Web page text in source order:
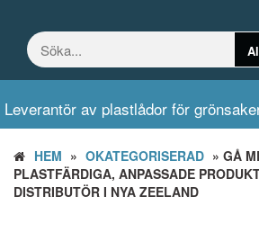
innehållet
Leverantör av plastlådor för
HEM » OKATEGORISERAD » GÅ
PLASTFÄRDIGA, ANPASSADE
DISTRIBUTÖR I NYA ZEELAND